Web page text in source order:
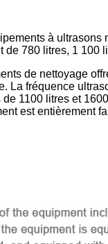
à
de 780 litres, 1 100
de nettoyage
La fréquence
1100 litres et
est entièrement